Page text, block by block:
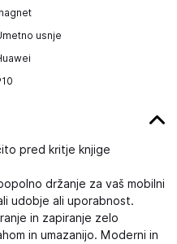
usnje
pred kritje knjige
držanje za vaš mobilni
udobje ali uporabnost.
in zapiranje zelo
in umazanijo. Moderni in